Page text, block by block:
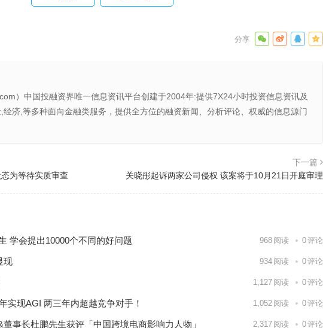
）中国投融资界唯一信息资讯平台创建于2004年:提供7X24小时投资信息资讯及
济,等多种面向金融类服务，提供全方位的融资新闻、分析评论、权威的信息源门
为等待实质审查
下一篇
关晓彤起诉两家公司侵权 该案将于10月21日开庭审理
学会提出10000个不同的好问题 968 阅读 0评论
现 934 阅读 0评论
1,127 阅读 0评论
实现AGI 两三年内超越竞争对手！ 1,052 阅读 0评论
事长杜鹏先生获评「中国跨境电商影响力人物」 2,317 阅读 0评论